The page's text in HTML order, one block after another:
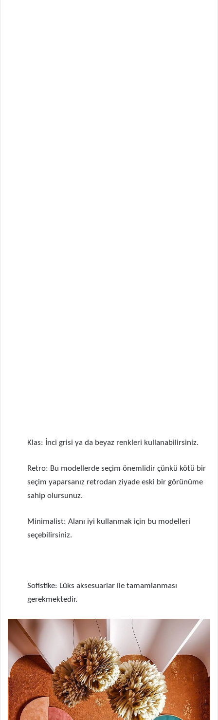
Klas: İnci grisi ya da beyaz renkleri kullanabilirsiniz.
Retro: Bu modellerde seçim önemlidir çünkü kötü bir
seçim yaparsanız retrodan ziyade eski bir görünüme
sahip olursunuz.
Minimalist: Alanı iyi kullanmak için bu modelleri
seçebilirsiniz.
Sofistike: Lüks aksesuarlar ile tamamlanması
gerekmektedir.